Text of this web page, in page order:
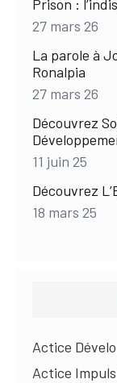
Prison :
27 mars 26
La parole à
Ronalpia
27 mars 26
Découvrez
11 juin 25
Découvrez
18 mars 25
Actice
Actice